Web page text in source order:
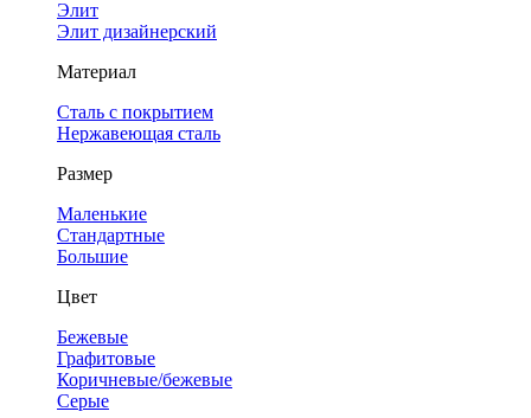
Элит
Элит дизайнерский
Материал
Сталь с покрытием
Нержавеющая сталь
Размер
Маленькие
Стандартные
Большие
Цвет
Бежевые
Графитовые
Коричневые/бежевые
Серые